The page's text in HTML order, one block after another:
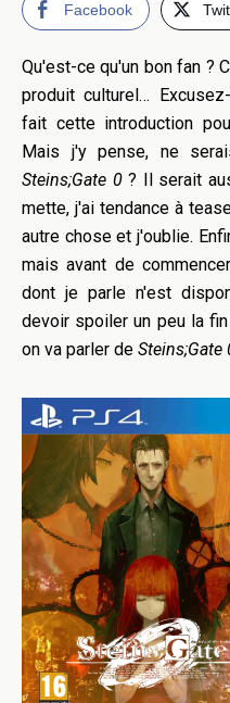
Facebook
Qu'est-ce qu'un bon fan ?
produit culturel…
fait cette introduction
Mais j'y pense, ne
Steins;Gate 0? Il serait
mette, j'ai tendance à
autre chose et j'oublie.
mais avant de
dont je parle n'est
devoir spoiler un peu la
on va parler de Steins;Gate